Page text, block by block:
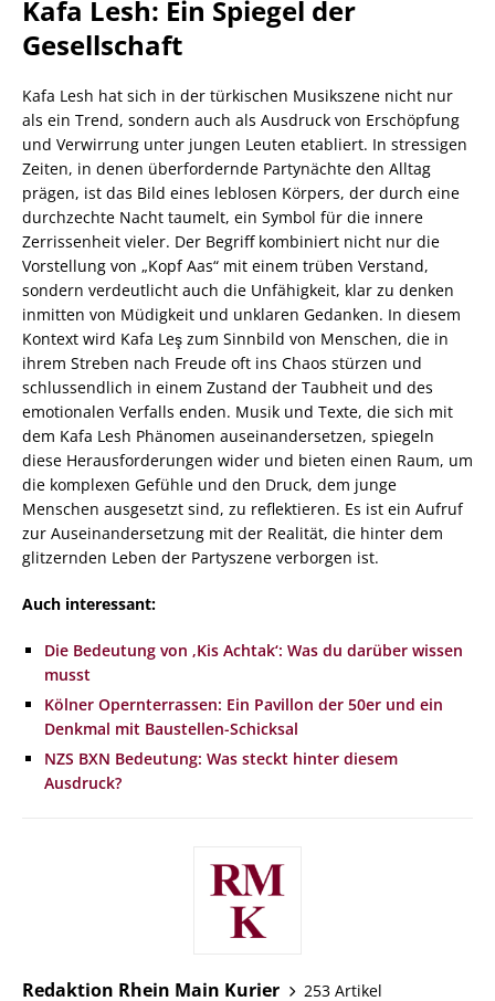
Kafa Lesh: Ein Spiegel der
Gesellschaft
Kafa Lesh hat sich in der türkischen Musikszene nicht nur
als ein Trend, sondern auch als Ausdruck von Erschöpfung
und Verwirrung unter jungen Leuten etabliert. In stressigen
Zeiten, in denen überfordernde Partynächte den Alltag
prägen, ist das Bild eines leblosen Körpers, der durch eine
durchzechte Nacht taumelt, ein Symbol für die innere
Zerrissenheit vieler. Der Begriff kombiniert nicht nur die
Vorstellung von „Kopf Aas“ mit einem trüben Verstand,
sondern verdeutlicht auch die Unfähigkeit, klar zu denken
inmitten von Müdigkeit und unklaren Gedanken. In diesem
Kontext wird Kafa Leş zum Sinnbild von Menschen, die in
ihrem Streben nach Freude oft ins Chaos stürzen und
schlussendlich in einem Zustand der Taubheit und des
emotionalen Verfalls enden. Musik und Texte, die sich mit
dem Kafa Lesh Phänomen auseinandersetzen, spiegeln
diese Herausforderungen wider und bieten einen Raum, um
die komplexen Gefühle und den Druck, dem junge
Menschen ausgesetzt sind, zu reflektieren. Es ist ein Aufruf
zur Auseinandersetzung mit der Realität, die hinter dem
glitzernden Leben der Partyszene verborgen ist.
Auch interessant:
Die Bedeutung von ‚Kis Achtak‘: Was du darüber wissen
musst
Kölner Opernterrassen: Ein Pavillon der 50er und ein
Denkmal mit Baustellen-Schicksal
NZS BXN Bedeutung: Was steckt hinter diesem
Ausdruck?
Redaktion Rhein Main Kurier
253 Artikel